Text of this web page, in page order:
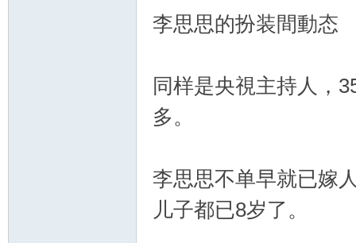
李思思的扮装間動态
同样是央視主持人，
多。
李思思不单早就已嫁
儿子都已8岁了。